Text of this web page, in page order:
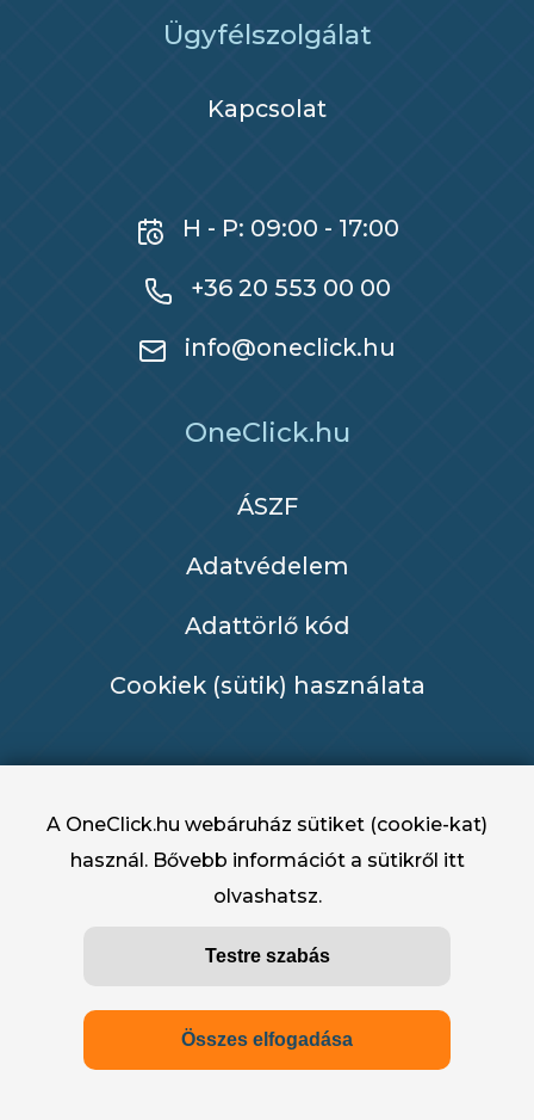
Ügyfélszolgálat
Kapcsolat
H - P: 09:00 - 17:00
+36 20 553 00 00
info@oneclick.hu
OneClick.hu
ÁSZF
Adatvédelem
Adattörlő kód
Cookiek (sütik) használata
OneClick.hu - OneClick Hungary Kft. 2022 -
A OneClick.hu webáruház sütiket (cookie-kat)
használ. Bővebb információt a sütikről itt
olvashatsz.
Testre szabás
Összes elfogadása